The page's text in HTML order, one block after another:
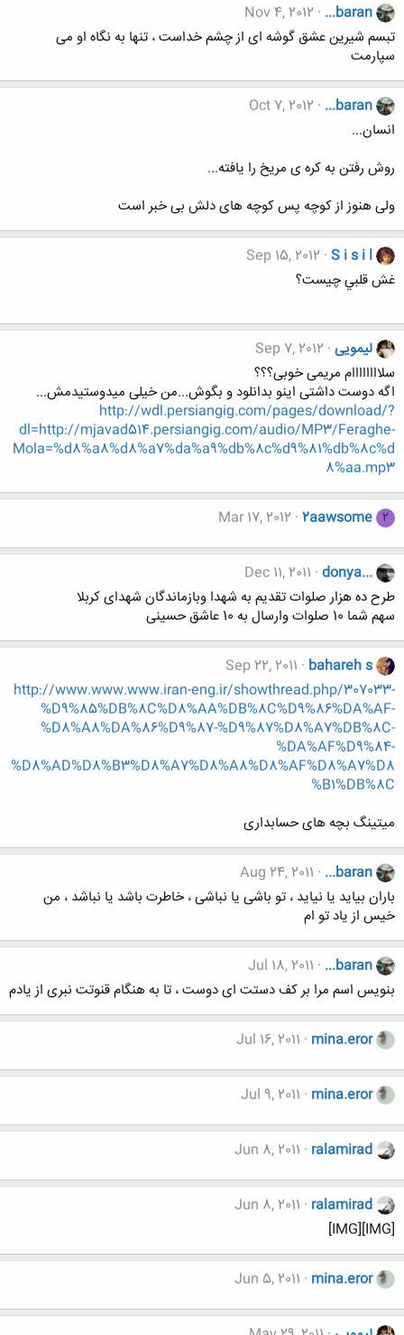
...baran
Nov 4, 2012
تبسم شیرین عشق گوشه ای از چشم خداست ، تنها به نگاه او می
سپارمت
...baran
Oct 7, 2012
انسان...
روش رفتن به کره ی مریخ را یافته...
ولی هنوز از کوچه پس کوچه های دلش بی خبر است
S i s i l
Sep 15, 2012
غش قلبي چيست؟
لیمویی Sep 7, 2012
سلاااااااام مریمی خوبی؟؟؟
اگه دوست داشتی اینو بدانلود و بگوش...من خیلی میدوستیدمش...
http://wdl.persiangig.com/pages/download/?
dl=http://mjavad514.persiangig.com/audio/MP3/Feraghe-
Mola=%d8%a8%d8%a7%da%a9%db%8c%d9%81%db%8c%d
8%aa.mp3
2
2aawsome
Mar 17, 2012
donya...
Dec 11, 2011
طرح ده هزار صلوات تقدیم به شهدا وبازماندگان شهدای کربلا
سهم شما 10 صلوات وارسال به 10 عاشق حسینی
bahareh s
Sep 22, 2011
http://www.www.www.iran-eng.ir/showthread.php/307033-
%D9%85%DB%8C%D8%AA%DB%8C%D9%86%DA%AF-
%D8%A8%DA%86%D9%87-%D9%87%D8%A7%DB%8C-
%DA%AF%D9%84-
%D8%AD%D8%B3%D8%A7%D8%A8%D8%AF%D8%A7%D8
%B1%DB%8C
میتینگ بچه های حسابداری
...baran
Aug 24, 2011
باران بیاید یا نیاید ، تو باشی یا نباشی ، خاطرت باشد یا نباشد ، من
خیس از یاد تو ام
...baran
Jul 18, 2011
بنویس اسم مرا بر کف دستت ای دوست ، تا به هنگام قنوتت نبری از یادم
mina.eror
Jul 16, 2011
mina.eror
Jul 9, 2011
ralamirad
Jun 8, 2011
ralamirad
Jun 8, 2011
[IMG][IMG]
mina.eror
Jun 5, 2011